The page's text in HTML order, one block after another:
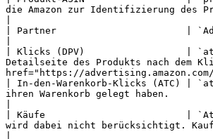
die Amazon zur Identifizierung des
| Partner                       |
| Klicks (DPV)                  |
Detailseite des Produkts nach dem
href="https://advertising.amazon.com/
| In-den-Warenkorb-Klicks (ATC) |
ihren Warenkorb gelegt haben.
| Käufe                         |
wird dabei nicht berücksichtigt.